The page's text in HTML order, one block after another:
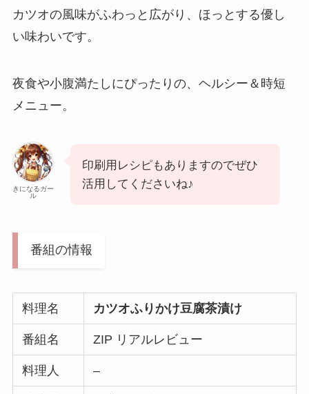
カツオの風味がふわっと広がり、ほっとする優し
い味わいです。
夜食や小腹満たしにぴったりの、ヘルシー＆時短
メニュー。
きになるガー
ル
印刷用レシピもありますのでぜひ
活用してくださいね♪
番組の情報
料理名 カツオふりかけ豆腐茶漬け
番組名 ZIP リアルレビュー
料理人 –